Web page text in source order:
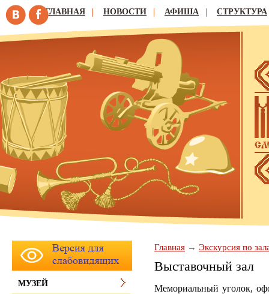
ГЛАВНАЯ НОВОСТИ АФИША СТРУКТУРА
Главная Экскурсия по
Выставочный зал
Мемориальный уголок,
МУЗЕЙ